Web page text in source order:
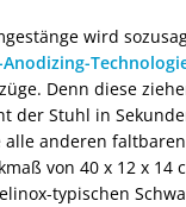
wird
Anodizing-
Denn diese
der Stuhl in
alle anderen
von 40 x 12 x 14
typischen